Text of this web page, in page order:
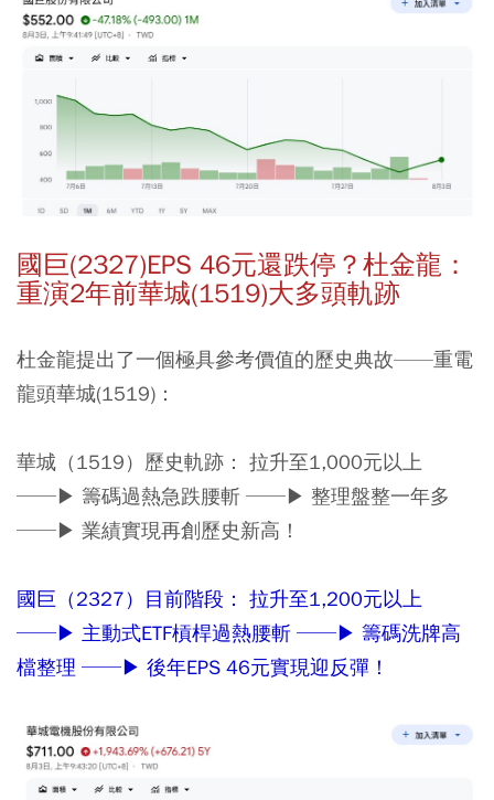
國巨(2327)EPS 46元還跌停？杜金龍：
重演2年前華城(1519)大多頭軌跡
杜金龍提出了一個極具參考價值的歷史典故——重電
龍頭華城(1519)：
華城（1519）歷史軌跡： 拉升至1,000元以上
──▶ 籌碼過熱急跌腰斬 ──▶ 整理盤整一年多
──▶ 業績實現再創歷史新高！
國巨（2327）目前階段： 拉升至1,200元以上
──▶ 主動式ETF槓桿過熱腰斬 ──▶ 籌碼洗牌高
檔整理 ──▶ 後年EPS 46元實現迎反彈！